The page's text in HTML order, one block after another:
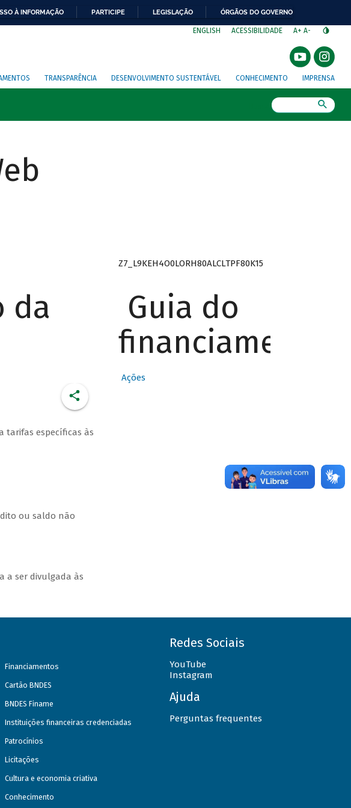
À INFORMAÇÃO PARTICIPE LEGISLAÇÃO ÓRGÃOS DO GOVERNO
ENGLISH ACESSIBILIDADE A+ A-
TRANSPARÊNCIA DESENVOLVIMENTO SUSTENTÁVEL CONHECIMENTO IMPRENSA
da
tarifas específicas às
ou saldo não
a ser divulgada às
Z7_L9KEH4O0LORH80ALCLTPF80K15
Guia do
financiamento
Ações
Financiamentos
Cartão BNDES
BNDES Finame
Instituições financeiras credenciadas
Patrocínios
Licitações
Cultura e economia criativa
Conhecimento
Redes Sociais
YouTube
Instagram
Ajuda
Perguntas frequentes